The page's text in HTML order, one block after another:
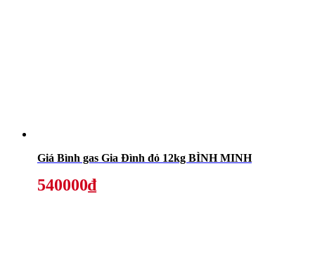
Giá Bình gas Gia Đình đỏ 12kg BÌNH MINH
540000₫